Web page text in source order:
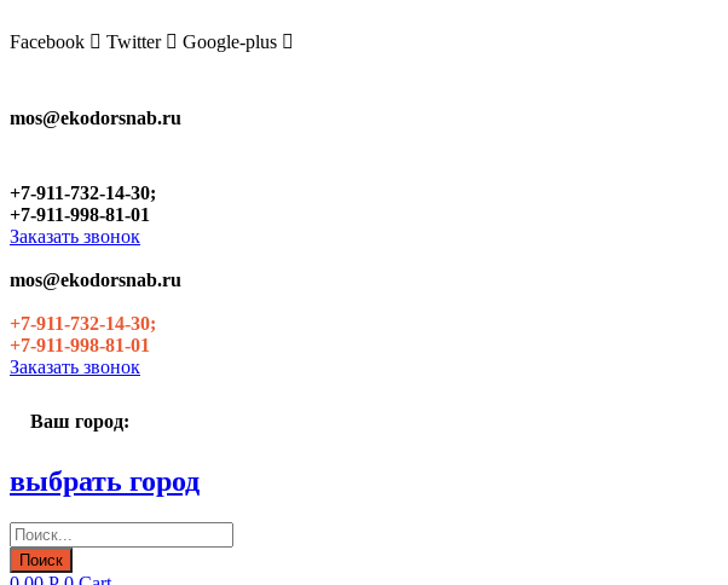
to
Facebook Twitter Google-plus
mos@ekodorsnab.ru
+7-911-732-14-30;
+7-911-998-81-01
Заказать звонок
mos@ekodorsnab.ru
+7-911-732-14-30;
+7-911-998-81-01
Заказать звонок
Ваш город:
выбрать город
Поиск
товаров
Поиск